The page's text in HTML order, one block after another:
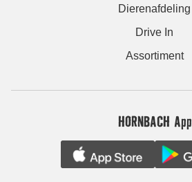
Dierenafdeling
Drive In
Assortiment
HORNBACH App